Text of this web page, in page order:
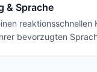
& Sprache
reaktionsschnellen
bevorzugten